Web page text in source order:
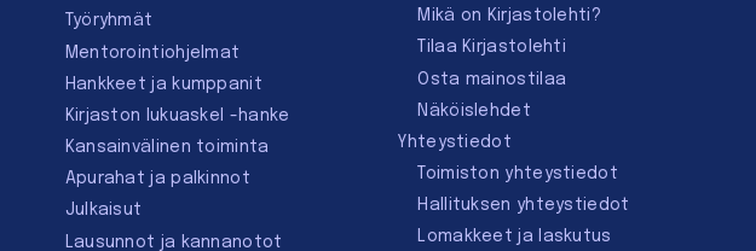
Työryhmät
Mentorointi­ohjelmat
Hankkeet ja kumppanit
Kirjaston lukuaskel -hanke
Kansainvälinen toiminta
Apurahat ja palkinnot
Julkaisut
Lausunnot ja kannanotot
Mikä on Kirjastolehti?
Tilaa Kirjastolehti
Osta mainostilaa
Näköislehdet
Yhteystiedot
Toimiston yhteystiedot
Hallituksen yhteystiedot
Lomakkeet ja laskutus